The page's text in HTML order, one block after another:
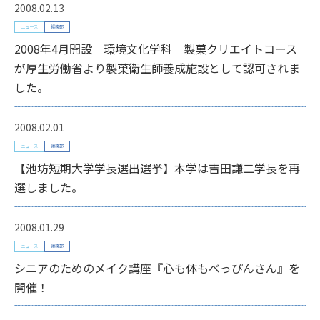
2008.02.13
ニュース 総務部
2008年4月開設 環境文化学科 製菓クリエイトコース
が厚生労働省より製菓衛生師養成施設として認可されま
した。
2008.02.01
ニュース 総務部
【池坊短期大学学長選出選挙】本学は吉田謙二学長を再
選しました。
2008.01.29
ニュース 総務部
シニアのためのメイク講座『心も体もべっぴんさん』を
開催！